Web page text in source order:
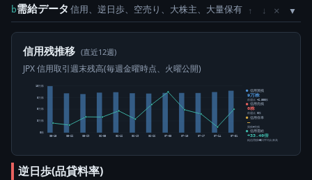
b需給データ 信用、逆日歩、空売り、大株主、大量保有 ↑ ↓ ×
信用残推移 (直近12週)
JPX 信用取引週末残高(毎週金曜時点、火曜公開)
0株
3万株
5万株
8万株
10万株
05-15 05-22 05-29 06-05 06-12 06-19 06-26 07-03 07-10 07-17 07-24 07-31
信用買残
9万株
前週比 +2,800株
信用売残
0株
前週比 0株
信用倍率
―
買残÷売残
信用需給
+33.40倍
純信用残÷5日平均出来高
逆日歩(品貸料率)